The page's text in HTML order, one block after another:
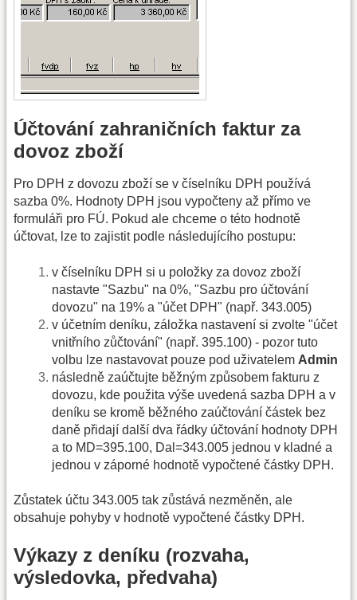
Účtování zahraničních faktur za
dovoz zboží
Pro DPH z dovozu zboží se v číselníku DPH používá
sazba 0%. Hodnoty DPH jsou vypočteny až přímo ve
formuláři pro FÚ. Pokud ale chceme o této hodnotě
účtovat, lze to zajistit podle následujícího postupu:
v číselníku DPH si u položky za dovoz zboží
nastavte "Sazbu" na 0%, "Sazbu pro účtování
dovozu" na 19% a "účet DPH" (např. 343.005)
v účetním deníku, záložka nastavení si zvolte "účet
vnitřního zůčtování" (např. 395.100) - pozor tuto
volbu lze nastavovat pouze pod uživatelem Admin
následně zaúčtujte běžným způsobem fakturu z
dovozu, kde použita výše uvedená sazba DPH a v
deníku se kromě běžného zaúčtování částek bez
daně přidají další dva řádky účtování hodnoty DPH
a to MD=395.100, Dal=343.005 jednou v kladné a
jednou v záporné hodnotě vypočtené částky DPH.
Zůstatek účtu 343.005 tak zůstává nezměněn, ale
obsahuje pohyby v hodnotě vypočtené částky DPH.
Výkazy z deníku (rozvaha,
výsledovka, předvaha)